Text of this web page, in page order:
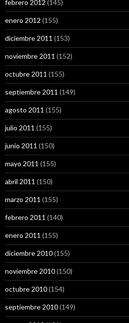
febrero 2012 (145)
enero 2012 (155)
diciembre 2011 (153)
noviembre 2011 (152)
octubre 2011 (155)
septiembre 2011 (149)
agosto 2011 (155)
julio 2011 (155)
junio 2011 (150)
mayo 2011 (155)
abril 2011 (150)
marzo 2011 (155)
febrero 2011 (140)
enero 2011 (155)
diciembre 2010(155)
noviembre 2010(150)
octubre 2010(154)
septiembre 2010(149)